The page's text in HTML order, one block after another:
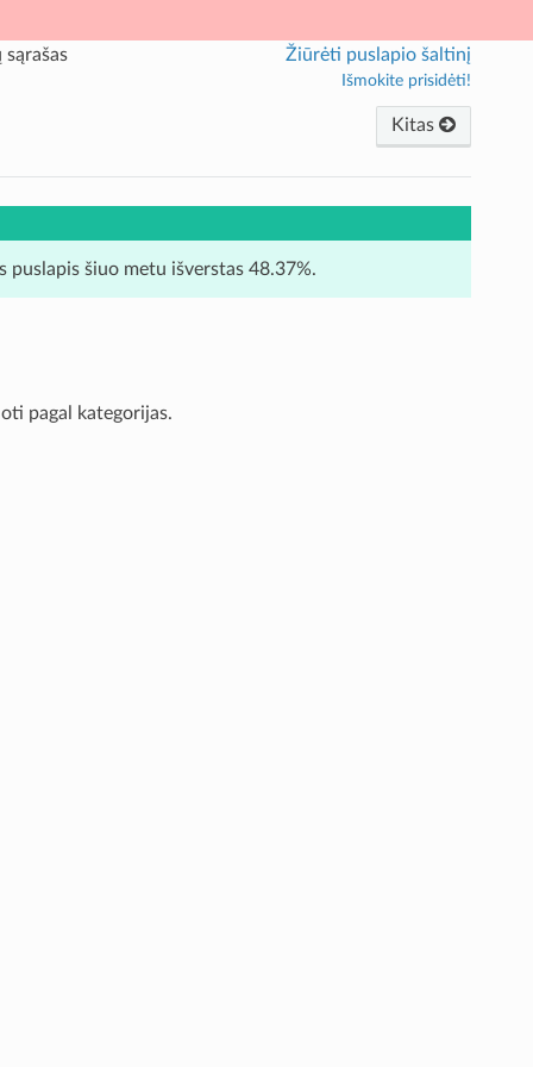
sąrašas Žiūrėti puslapio šaltinį
Išmokite prisidėti!
Kitas
puslapis šiuo metu išverstas 48.37%.
pagal kategorijas.